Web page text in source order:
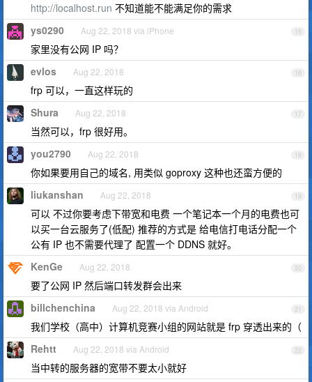
http://localhost.run 不知道能不能满足你的需求
15
ys0290 Aug 22, 2018 via iPhone
家里没有公网 IP 吗？
16
evlos Aug 22, 2018
frp 可以，一直这样玩的
17
Shura Aug 22, 2018
当然可以，frp 很好用。
18
you2790 Aug 22, 2018
你如果要用自己的域名, 用类似 goproxy 这种也还蛮方便的
19
liukanshan Aug 22, 2018
可以 不过你要考虑下带宽和电费 一个笔记本一个月的电费也可
以买一台云服务了(低配) 推荐的方式是 给电信打电话分配一个
公有 IP 也不需要代理了 配置一个 DDNS 就好。
20
KenGe Aug 22, 2018
要了公网 IP 然后端口转发群会出来
21
billchenchina Aug 22, 2018 via Android
我们学校（高中）计算机竞赛小组的网站就是 frp 穿透出来的（
22
Rehtt Aug 22, 2018 via Android
当中转的服务器的宽带不要太小就好